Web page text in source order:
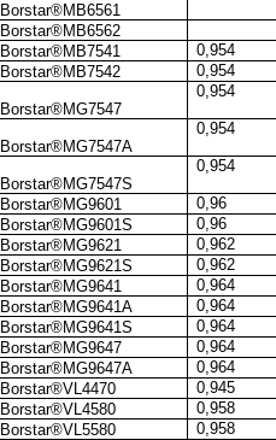
Borstar®MB6561
Borstar®MB6562
Borstar®MB7541
0,954
Borstar®MB7542
0,954
Borstar®MG7547
0,954
Borstar®MG7547A
0,954
Borstar®MG7547S
0,954
Borstar®MG9601
0,96
Borstar®MG9601S
0,96
Borstar®MG9621
0,962
Borstar®MG9621S
0,962
Borstar®MG9641
0,964
Borstar®MG9641A
0,964
Borstar®MG9641S
0,964
Borstar®MG9647
0,964
Borstar®MG9647A
0,964
Borstar®VL4470
0,945
Borstar®VL4580
0,958
Borstar®VL5580
0,958